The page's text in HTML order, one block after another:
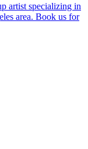
artist specializing in
area. Book us for